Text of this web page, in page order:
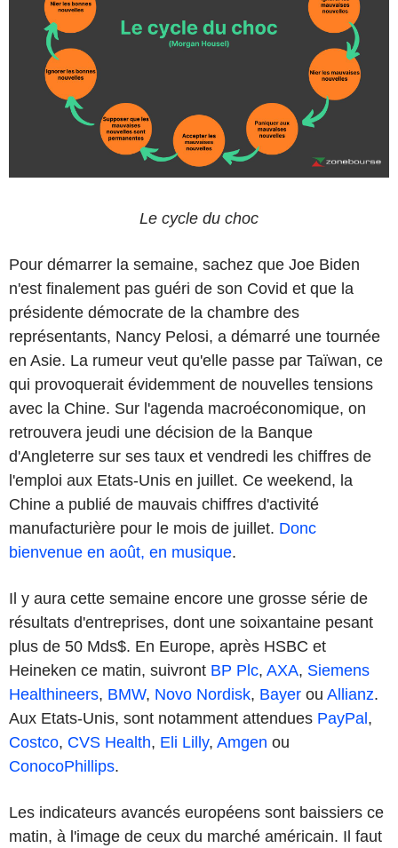
Le cycle du choc
Pour démarrer la semaine, sachez que Joe Biden
n'est finalement pas guéri de son Covid et que la
présidente démocrate de la chambre des
représentants, Nancy Pelosi, a démarré une tournée
en Asie. La rumeur veut qu'elle passe par Taïwan, ce
qui provoquerait évidemment de nouvelles tensions
avec la Chine. Sur l'agenda macroéconomique, on
retrouvera jeudi une décision de la Banque
d'Angleterre sur ses taux et vendredi les chiffres de
l'emploi aux Etats-Unis en juillet. Ce weekend, la
Chine a publié de mauvais chiffres d'activité
manufacturière pour le mois de juillet. Donc
bienvenue en août, en musique.
Il y aura cette semaine encore une grosse série de
résultats d'entreprises, dont une soixantaine pesant
plus de 50 Mds$. En Europe, après HSBC et
Heineken ce matin, suivront BP Plc, AXA, Siemens
Healthineers, BMW, Novo Nordisk, Bayer ou Allianz.
Aux Etats-Unis, sont notamment attendues PayPal,
Costco, CVS Health, Eli Lilly, Amgen ou
ConocoPhillips.
Les indicateurs avancés européens sont baissiers ce
matin, à l'image de ceux du marché américain. Il faut